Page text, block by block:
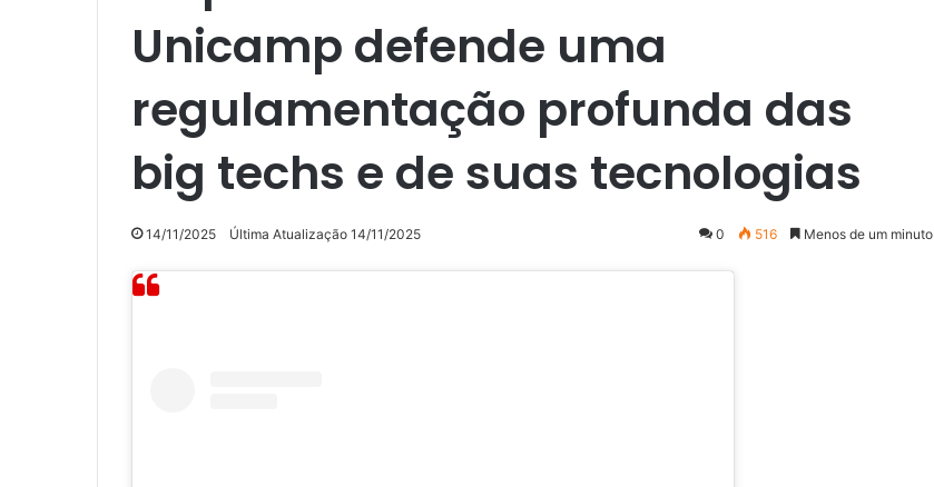
Unicamp defende uma
regulamentação profunda das
big techs e de suas tecnologias
14/11/2025 Última Atualização 14/11/2025 0 516 Menos de um minuto